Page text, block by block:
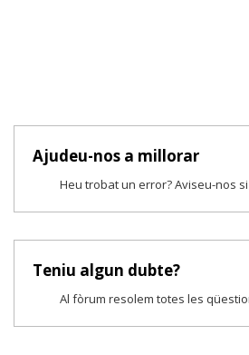
Ajudeu-nos a millorar
Heu trobat un error? Aviseu-nos
Teniu algun dubte?
Al fòrum resolem totes les